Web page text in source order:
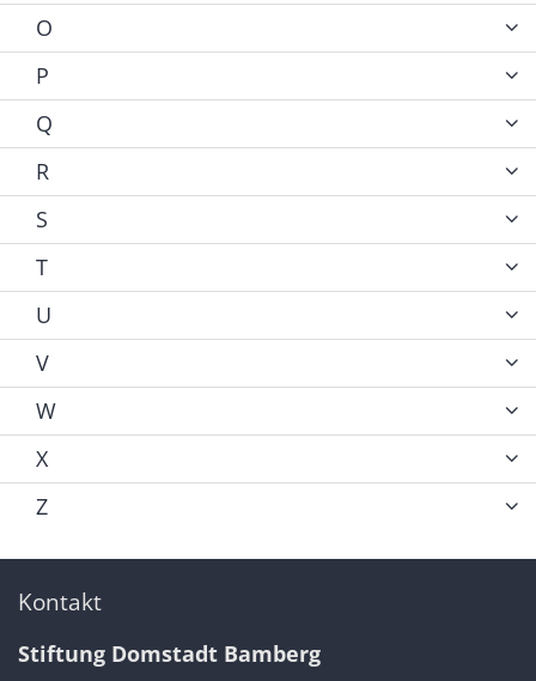
O
P
Q
R
S
T
U
V
W
X
Z
Kontakt
Stiftung Domstadt Bamberg